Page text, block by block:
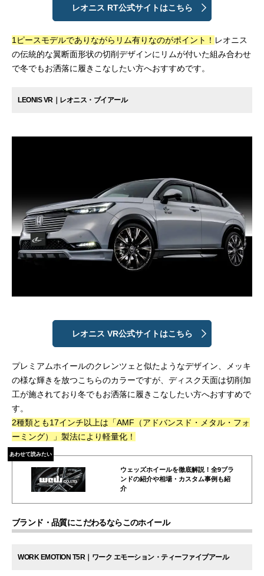
レオニス RT公式サイトはこちら
1ピースモデルでありながらリム有りなのがポイント！ レオニス
の伝統的な翼断面形状の切削デザインにリムが付いた組み合わせ
で冬でもお洒落に履きこなしたい方へおすすめです。
LEONIS VR｜レオニス・ブイアール
レオニス VR公式サイトはこちら
プレミアムホイールのクレンツェと似たようなデザイン、メッキ
の様な輝きを放つこちらのカラーですが、ディスク天面は切削加
工が施されており冬でもお洒落に履きこなしたい方へおすすめで
す。
2種類とも17インチ以上は「AMF（アドバンスド・メタル・フォ
ーミング）」製法により軽量化！
あわせて読みたい
ウェッズホイールを徹底解説！全9ブラ
ンドの紹介や相場・カスタム事例も紹
介
ブランド・品質にこだわるならこのホイール
WORK EMOTION T5R｜ワーク エモーション・ティーファイブアール